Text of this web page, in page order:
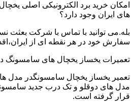
امکان خرید برد الکترونیکی اصلی
های ایران وجود دارد؟
بله.می توانید با تماس با شرکت بعثت
سفارش خود در هر نقطه ای از
تعمیرات یخساز یخچال های سامسونگ
تعمیر یخساز یخچال سامسونگدر مدل
مدل های دوقلو و تک درب جدید
قرار گرفته است.